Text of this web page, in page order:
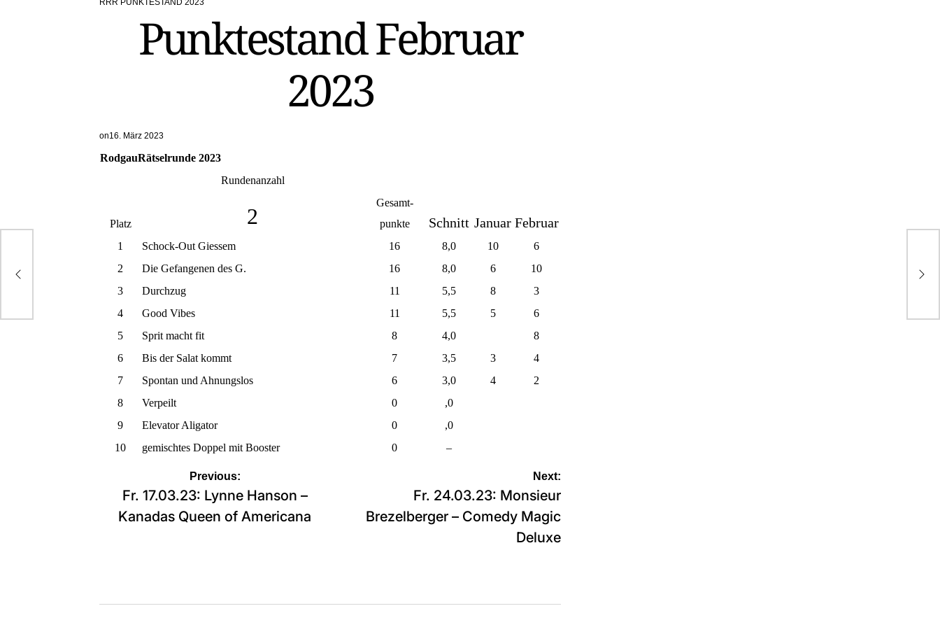
POSTED
Punktestand Februar
2023
on16. März 2023
RodgauRätselrunde 2023
Rundenanzahl
Platz 2
Gesamt-
punkte
Schnitt Januar Februar
1 Schock-Out Giessem 16 8,0 10
6
2
Die Gefangenen des G. 16 8,0 6
10
3
Durchzug 11 5,5 8
3
4
Good Vibes 11 5,5 5
6
5
Sprit macht fit 8 4,0
8
6
Bis der Salat kommt 7 3,5 3
4
7
Spontan und Ahnungslos 6 3,0 4
2
8
Verpeilt 0
,0
9
Elevator Aligator 0
,0
10
gemischtes Doppel mit Booster 0 –
Beitragsnavigation
Previous:
Fr. 17.03.23: Lynne Hanson –
Kanadas Queen of Americana
Next:
Fr. 24.03.23: Monsieur
Brezelberger – Comedy Magic
Deluxe